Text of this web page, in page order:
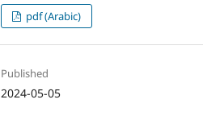
pdf (Arabic)
Published
2024-05-05